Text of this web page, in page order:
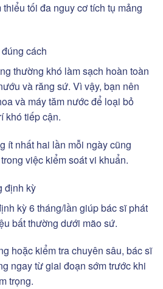
tối đa nguy cơ tích tụ mảng
cách
thường khó làm sạch hoàn toàn
và răng sứ. Vì vậy, bạn nên
và máy tăm nước để loại bỏ
khó tiếp cận.
ít nhất hai lần mỗi ngày cũng
việc kiểm soát vi khuẩn.
định kỳ
kỳ 6 tháng/lần giúp bác sĩ phát
bất thường dưới mão sứ.
hoặc kiểm tra chuyên sâu, bác sĩ
ngay từ giai đoạn sớm trước khi
trọng.